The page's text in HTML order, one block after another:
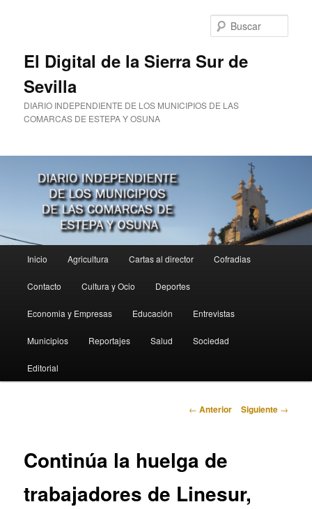
El Digital de la Sierra Sur de
Sevilla
DIARIO INDEPENDIENTE DE LOS MUNICIPIOS DE LAS
COMARCAS DE ESTEPA Y OSUNA
principal
Inicio Agricultura Cartas al director Cofradias
Contacto Cultura y Ocio Deportes
Economia y Empresas Educación Entrevistas
Municipios Reportajes Salud Sociedad
Editorial
Navegación
← Anterior Siguiente →
Continúa la huelga de
trabajadores de Linesur,